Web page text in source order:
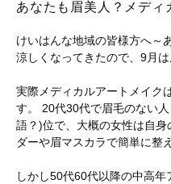
あなたも眉美人？メデ
けいはんな地域の皆様方へ～
涼しくなってきたので、9月
実際メディカルアートメイク
す。 20代30代で眉毛のない
語？)位で、大概の女性は自
ダーや眉マスカラで簡単に整
しかし50代60代以降の中高